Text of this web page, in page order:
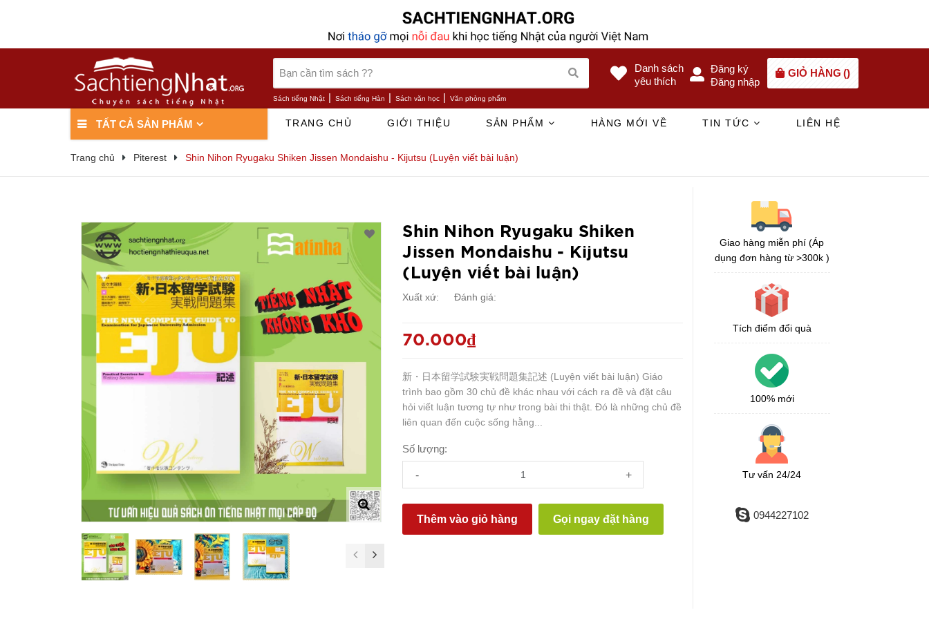
Sách tiếng Nhật | Sách tiếng Hàn | Sách văn học | Văn phòng phẩm
Danh sách
yêu thích
Đăng ký
Đăng nhập
GIỎ HÀNG ()
TẤT CẢ SẢN PHẨM TRANG CHỦ GIỚI THIỆU SẢN PHẨM HÀNG MỚI VỀ TIN TỨC LIÊN HỆ
Trang chủ Piterest Shin Nihon Ryugaku Shiken Jissen Mondaishu - Kijutsu (Luyện viết bài luận)
Shin Nihon Ryugaku Shiken
Jissen Mondaishu - Kijutsu
(Luyện viết bài luận)
Xuất xứ: Đánh giá:
70.000₫
新・日本留学試験実戦問題集記述 (Luyện viết bài luận) Giáo
trình bao gồm 30 chủ đề khác nhau với cách ra đề và đặt câu
hỏi viết luận tương tự như trong bài thi thật. Đó là những chủ đề
liên quan đến cuộc sống hằng...
Số lượng:
- +
Thêm vào giỏ hàng Gọi ngay đặt hàng
Giao hàng miễn phí (Áp
dụng đơn hàng từ >300k )
Tích điểm đổi quà
100% mới
Tư vấn 24/24
0944227102